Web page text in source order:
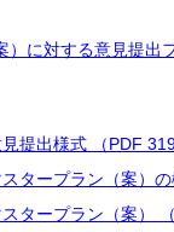
）に対する意見提出
提出様式 （PDF
タープラン（案）の
タープラン（案） （